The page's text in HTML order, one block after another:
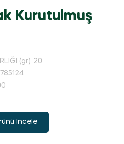
Kurutulmuş
(gr): 20
İncele